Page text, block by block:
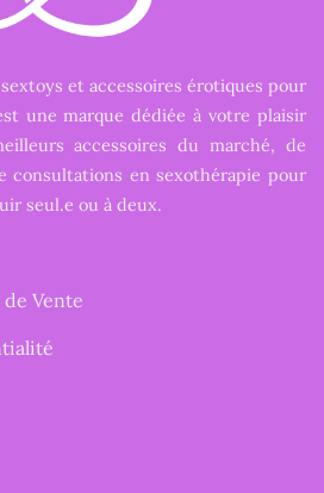
et accessoires érotiques pour
une marque dédiée à votre plaisir
accessoires du marché, de
consultations en sexothérapie pour
seul.e ou à deux.
Vente